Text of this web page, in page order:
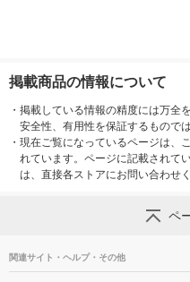
掲載商品の情報について
・ 掲載している情報の精度には万全
安全性、有用性を保証するもので
・ 現在ご覧になっているページは、
れています。ページに記載されて
は、直接各ストアにお問い合わせく
ペ
関連サイト・ヘルプ・その他